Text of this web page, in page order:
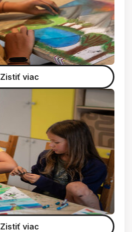
Zistiť viac
Zistiť viac